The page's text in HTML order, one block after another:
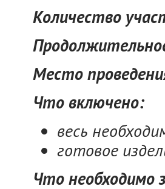
Количество
Место
Что включено:
весь
готовое
Что необходимо